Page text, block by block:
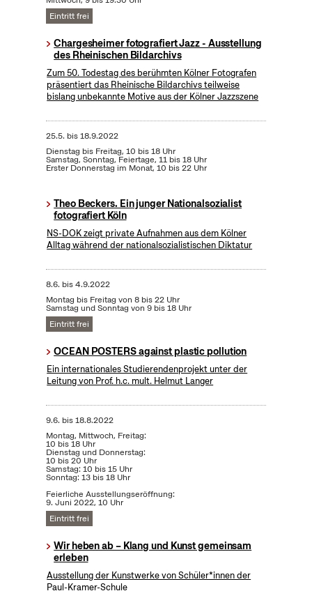
Eintritt frei
Chargesheimer fotografiert Jazz - Ausstellung
des Rheinischen Bildarchivs
Zum 50. Todestag des berühmten Kölner Fotografen
präsentiert das Rheinische Bildarchivs teilweise
bislang unbekannte Motive aus der Kölner Jazzszene
25.5. bis18.9.2022
Dienstag bis Freitag, 10 bis 18 Uhr
Samstag, Sonntag, Feiertage, 11 bis 18 Uhr
Erster Donnerstag im Monat, 10 bis 22 Uhr
Theo Beckers. Ein junger Nationalsozialist
fotografiert Köln
NS-DOK zeigt private Aufnahmen aus dem Kölner
Alltag während der nationalsozialistischen Diktatur
8.6. bis4.9.2022
Montag bis Freitag von 8 bis 22 Uhr
Samstag und Sonntag von 9 bis 18 Uhr
Eintritt frei
OCEAN POSTERS against plastic pollution
Ein internationales Studierendenprojekt unter der
Leitung von Prof. h.c. mult. Helmut Langer
9.6. bis18.8.2022
Montag, Mittwoch, Freitag:
10 bis 18 Uhr
Dienstag und Donnerstag:
10 bis 20 Uhr
Samstag: 10 bis 15 Uhr
Sonntag: 13 bis 18 Uhr
Feierliche Ausstellungseröffnung:
9. Juni 2022, 10 Uhr
Eintritt frei
Wir heben ab – Klang und Kunst gemeinsam
erleben
Ausstellung der Kunstwerke von Schüler*innen der
Paul-Kramer-Schule